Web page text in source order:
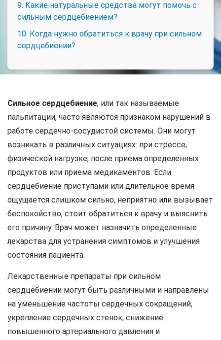
9. Какие натуральные средства могут помочь с
сильным сердцебиением?
10. Когда нужно обратиться к врачу при сильном
сердцебиении?
Сильное сердцебиение, или так называемые
пальпитации, часто являются признаком нарушений в
работе сердечно-сосудистой системы. Они могут
возникать в различных ситуациях: при стрессе,
физической нагрузке, после приема определенных
продуктов или приема медикаментов. Если
сердцебиение приступами или длительное время
ощущается слишком сильно, неприятно или вызывает
беспокойство, стоит обратиться к врачу и выяснить
его причину. Врач может назначить определенные
лекарства для устранения симптомов и улучшения
состояния пациента.
Лекарственные препараты при сильном
сердцебиении могут быть различными и направлены
на уменьшение частоты сердечных сокращений,
укрепление сердечных стенок, снижение
повышенного артериального давления и